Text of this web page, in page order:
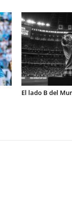
El lado B del